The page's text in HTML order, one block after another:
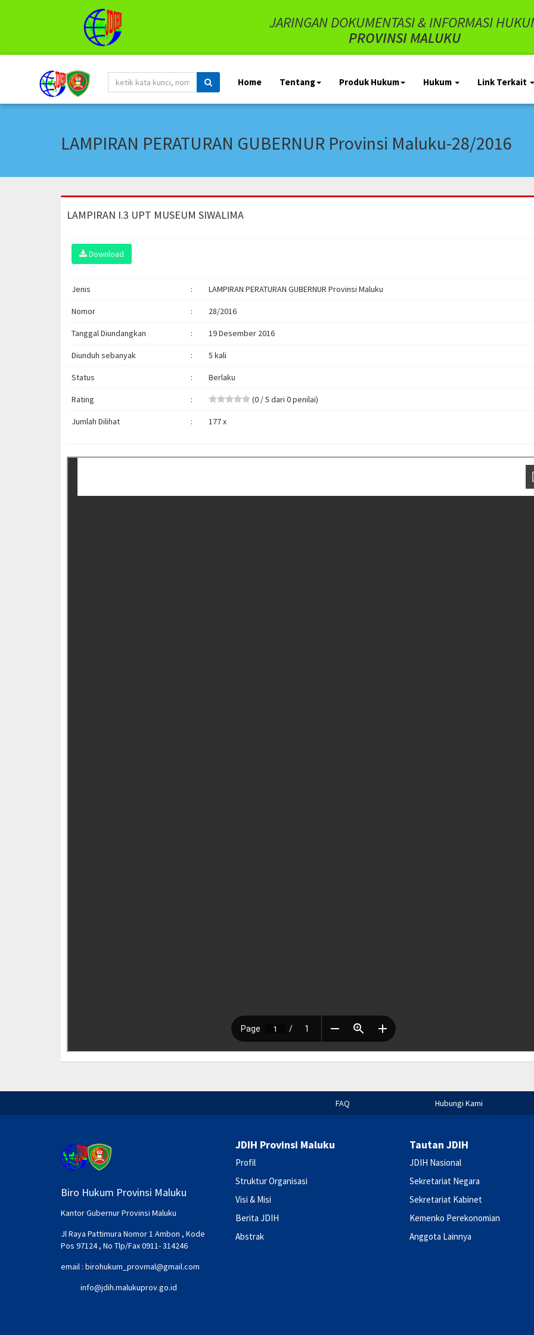
JARINGAN DOKUMENTASI & INFORMASI
PROVINSI MALUKU
Home Tentang Produk Hukum Hukum Link Terkait
LAMPIRAN PERATURAN GUBERNUR Provinsi Maluku-28/2016
LAMPIRAN I.3 UPT MUSEUM SIWALIMA
Download
Jenis : LAMPIRAN PERATURAN GUBERNUR Provinsi Maluku
Nomor : 28/2016
Tanggal Diundangkan : 19 Desember 2016
Diunduh sebanyak : 5 kali
Status : Berlaku
Rating : (0 / 5 dari 0 penilai)
Jumlah Dilihat : 177 x
FAQ Hubungi Kami
Biro Hukum Provinsi Maluku
Kantor Gubernur Provinsi Maluku
Jl Raya Pattimura Nomor 1 Ambon , Kode
Pos 97124 , No Tlp/Fax 0911- 314246
email : birohukum_provmal@gmail.com
info@jdih.malukuprov.go.id
JDIH Provinsi Maluku
Profil
Struktur Organisasi
Visi & Misi
Berita JDIH
Abstrak
Tautan JDIH
JDIH Nasional
Sekretariat Negara
Sekretariat Kabinet
Kemenko Perekonomian
Anggota Lainnya